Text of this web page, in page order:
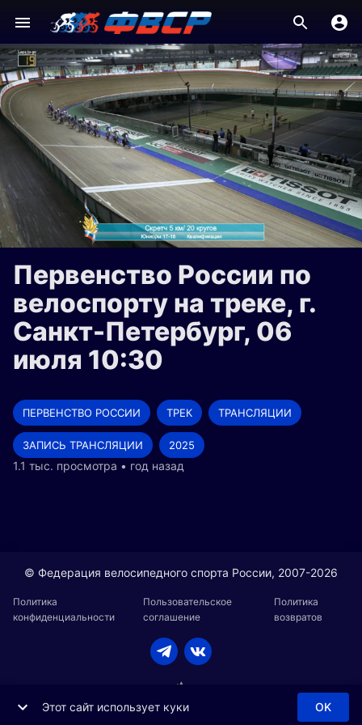
Первенство России по
велоспорту на треке, г.
Санкт-Петербург, 06
июля 10:30
ПЕРВЕНСТВО РОССИИ ТРЕК ТРАНСЛЯЦИИ
ЗАПИСЬ ТРАНСЛЯЦИИ 2025
1.1 тыс. просмотра • год назад
© Федерация велосипедного спорта России, 2007-2026
Политика
конфиденциальности
Пользовательское
соглашение
Политика
возвратов
Этот сайт использует куки OK